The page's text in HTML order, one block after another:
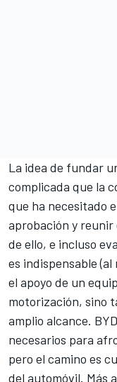
La idea de fundar
complicada que la
que ha necesitado
aprobación y
de ello, e incluso
es indispensable
el apoyo de un
motorización, sino
amplio alcance.
necesarios para
pero el camino es
del automóvil. Más